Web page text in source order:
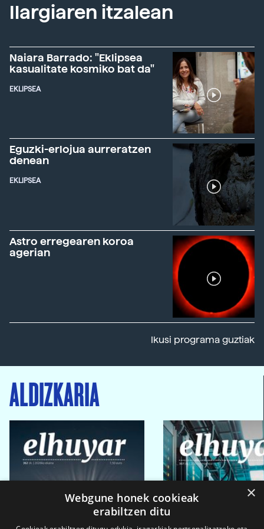
Ilargiaren itzalean
Naiara Barrado: "Eklipsea
kasualitate kosmiko bat da"
EKLIPSEA
Eguzki-erlojua aurreratzen
denean
EKLIPSEA
Astro erregearen koroa
agerian
Ikusi programa guztiak
ALDIZKARIA
×
Webgune honek cookieak
erabiltzen ditu